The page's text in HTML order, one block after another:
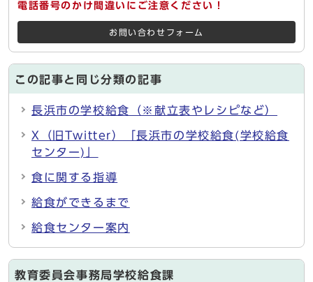
電話番号のかけ間違いにご注意ください！
お問い合わせフォーム
この記事と同じ分類の記事
長浜市の学校給食（※献立表やレシピなど）
X（旧Twitter）「長浜市の学校給食(学校給食
センター)」
食に関する指導
給食ができるまで
給食センター案内
教育委員会事務局学校給食課